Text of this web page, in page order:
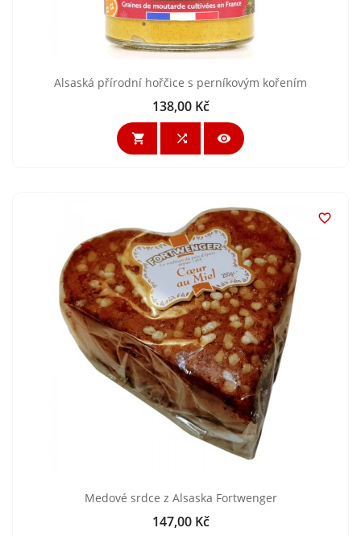
Alsaská přírodní hořčice s perníkovým kořením
Cena
138,00 Kč
  

Medové srdce z Alsaska Fortwenger
Cena
147,00 Kč